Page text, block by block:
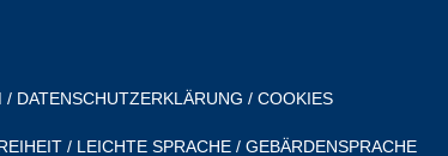
/ DATENSCHUTZERKLÄRUNG / COOKIES
/ LEICHTE SPRACHE / GEBÄRDENSPRACHE